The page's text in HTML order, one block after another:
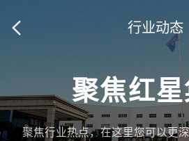
行业动态
聚焦红
聚焦行业热点，在这里您可以更